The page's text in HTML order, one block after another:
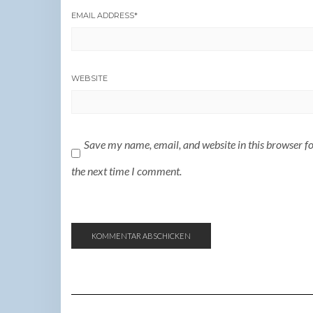
EMAIL ADDRESS*
WEBSITE
Save my name, email, and website in this browser
the next time I comment.